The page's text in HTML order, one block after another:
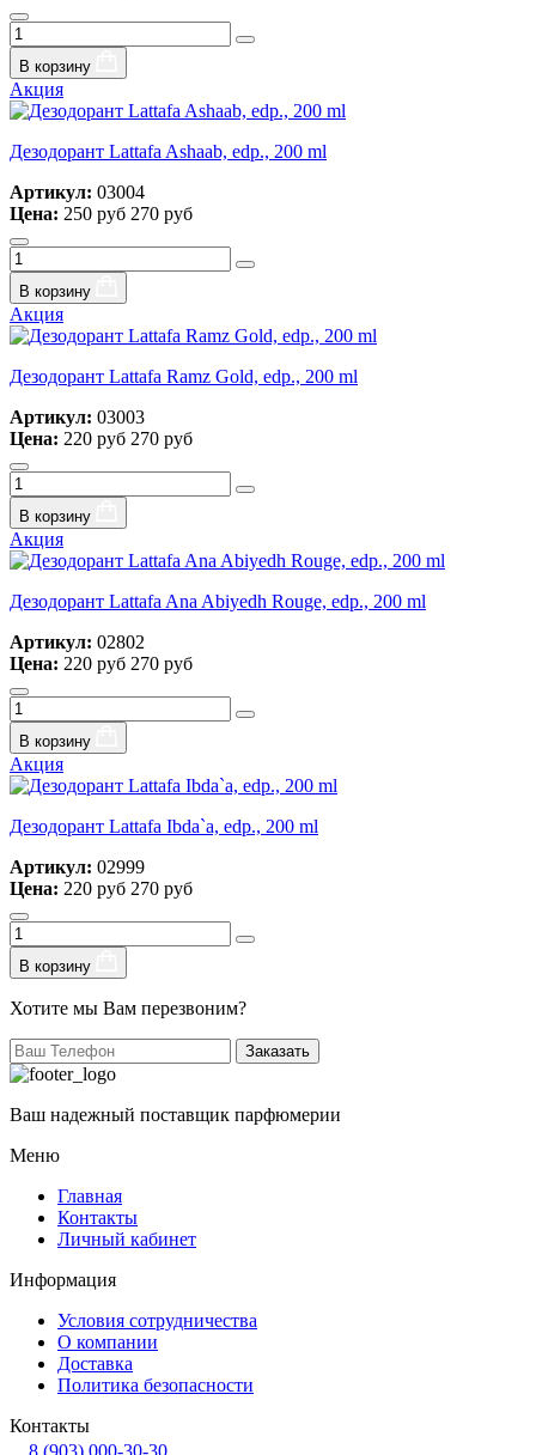
В корзину
Акция
Дезодорант Lattafa Ashaab, edp., 200 ml
Артикул: 03004
Цена: 250 руб 270 руб
В корзину
Акция
Дезодорант Lattafa Ramz Gold, edp., 200 ml
Артикул: 03003
Цена: 220 руб 270 руб
В корзину
Акция
Дезодорант Lattafa Ana Abiyedh Rouge, edp., 200 ml
Артикул: 02802
Цена: 220 руб 270 руб
В корзину
Акция
Дезодорант Lattafa Ibda`a, edp., 200 ml
Артикул: 02999
Цена: 220 руб 270 руб
В корзину
Хотите мы Вам перезвоним?
Заказать
Ваш надежный поставщик парфюмерии
Меню
Главная
Контакты
Личный кабинет
Информация
Условия сотрудничества
О компании
Доставка
Политика безопасности
Контакты
8 (903) 000-30-30